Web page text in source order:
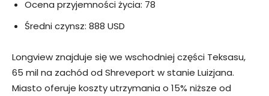
Ocena przyjemności życia: 78
Średni czynsz: 888 USD
Longview znajduje się we wschodniej części Teksasu,
65 mil na zachód od Shreveport w stanie Luizjana.
Miasto oferuje koszty utrzymania o 15% niższe od